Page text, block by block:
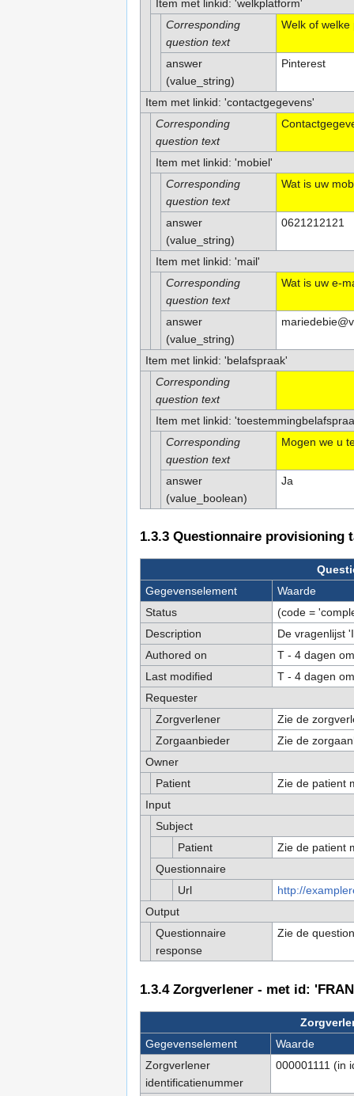
Item met linkid: 'welkplatform'
Corresponding
question text
Welk of welke
answer
(value_string)
Pinterest
Item met linkid: 'contactgegevens'
Corresponding
question text
Item met linkid: 'mobiel'
Corresponding
question text
Wat is uw
answer
(value_string)
0621212121
Item met linkid: 'mail'
Corresponding
question text
Wat is uw e-
answer
(value_string)
Item met linkid: 'belafspraak'
Corresponding
question text
Item met linkid:
Corresponding
question text
Mogen we u
answer
(value_boolean)
Ja
1.3.3 Questionnaire provisioning
Gegevenselement
Waarde
Status
(code =
Description
De vragenlijst
Authored on
T - 4 dagen
Last modified
T - 4 dagen
Requester
Zorgverlener
Zie de
Zorgaanbieder
Zie de
Owner
Patient
Zie de patient
Input
Subject
Patient
Zie de patient
Questionnaire
Url
http://
Output
Questionnaire
response
Zie de
1.3.4Zorgverlener - met id:
Gegevenselement
Waarde
Zorgverlener
identificatienummer
000001111 (in